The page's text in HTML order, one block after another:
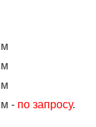
- по запросу.